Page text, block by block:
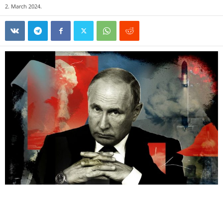
2. March 2024.